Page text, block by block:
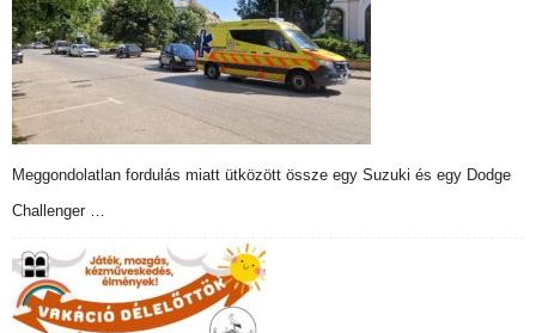
Meggondolatlan fordulás miatt ütközött össze egy Suzuki és egy Dodge
Challenger …